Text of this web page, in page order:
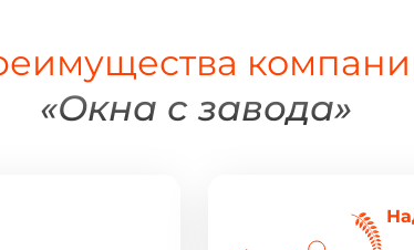
«Окна с завода»